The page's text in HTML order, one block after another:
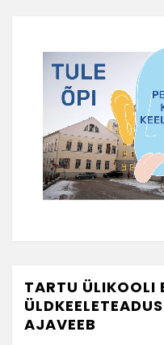
TARTU ÜLIKOOLI
AJAVEEB